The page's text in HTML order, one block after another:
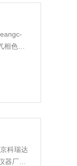
科瑞达
厂改